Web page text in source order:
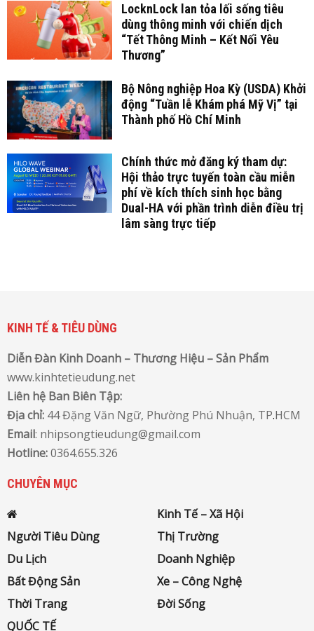
LocknLock lan tỏa lối sống tiêu
dùng thông minh với chiến dịch
“Tết Thông Minh – Kết Nối Yêu
Thương”
Bộ Nông nghiệp Hoa Kỳ (USDA) Khởi
động “Tuần lễ Khám phá Mỹ Vị” tại
Thành phố Hồ Chí Minh
Chính thức mở đăng ký tham dự:
Hội thảo trực tuyến toàn cầu miễn
phí về kích thích sinh học bằng
Dual-HA với phần trình diễn điều trị
lâm sàng trực tiếp
KINH TẾ & TIÊU DÙNG
Diễn Đàn Kinh Doanh – Thương Hiệu – Sản Phẩm
www.kinhtetieudung.net
Liên hệ Ban Biên Tập:
Địa chỉ: 44 Đặng Văn Ngữ, Phường Phú Nhuận, TP.HCM
Email: nhipsongtieudung@gmail.com
Hotline:0364.655.326
CHUYÊN MỤC
Kinh Tế – Xã Hội
Người Tiêu Dùng
Thị Trường
Du Lịch
Doanh Nghiệp
Bất Động Sản
Xe – Công Nghệ
Thời Trang
Đời Sống
QUỐC TẾ